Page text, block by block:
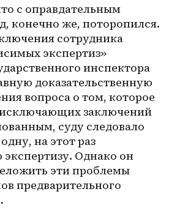
с оправдательным
конечно же, поторопился.
сотрудника
экспертиз»
инспектора
доказательственную
вопроса о том, которое
заключений
суду следовало
на этот раз
Однако он
эти проблемы
предварительного